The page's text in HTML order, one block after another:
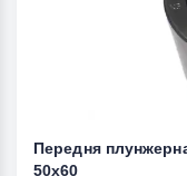
Передня
50x60